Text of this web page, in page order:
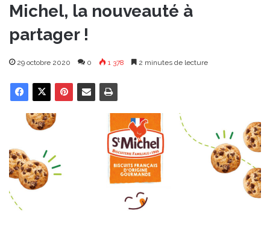
Michel, la nouveauté à
partager !
29 octobre 2020 0 1 378 2 minutes de lecture